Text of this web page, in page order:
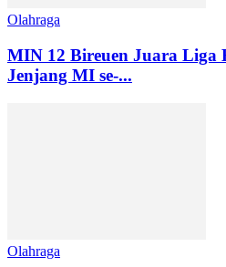
Olahraga
MIN 12 Bireuen Juara Liga
Jenjang MI se-...
Olahraga